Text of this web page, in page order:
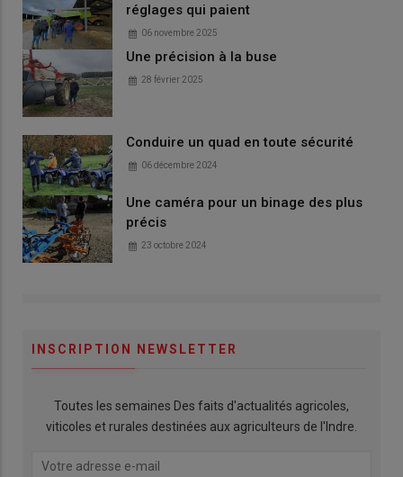
réglages qui paient
06 novembre 2025
Une précision à la buse
28 février 2025
Conduire un quad en toute sécurité
06 décembre 2024
Une caméra pour un binage des plus
précis
23 octobre 2024
INSCRIPTION NEWSLETTER
Toutes les semaines Des faits d'actualités agricoles,
viticoles et rurales destinées aux agriculteurs de l'Indre.